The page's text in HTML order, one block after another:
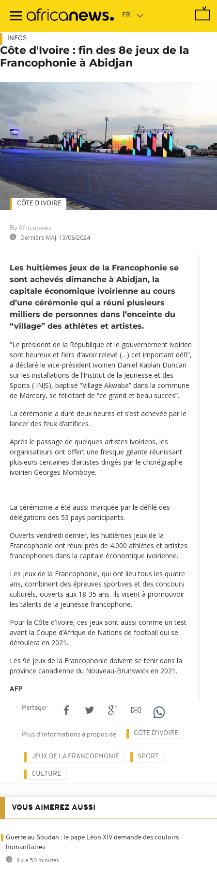
contenu
INFOS
Côte d'Ivoire : fin des 8e jeux de la
Francophonie à Abidjan
By Africanews
Dernière MAJ: 13/08/2024
CÔTE D'IVOIRE
Les huitièmes jeux de la Francophonie se
sont achevés dimanche à Abidjan, la
capitale économique ivoirienne au cours
d’une cérémonie qui a réuni plusieurs
milliers de personnes dans l’enceinte du
“village” des athlètes et artistes.
“Le président de la République et le gouvernement ivoirien
sont heureux et fiers d’avoir relevé (…) cet important défi”,
a déclaré le vice-président ivoirien Daniel Kablan Duncan
sur les installations de l’Institut de la Jeunesse et des
Sports ( INJS), baptisé “Village Akwaba” dans la commune
de Marcory, se félicitant de “ce grand et beau succès”.
La cérémonie a duré deux heures et s’est achevée par le
lancer des feux d’artifices.
Après le passage de quelques artistes ivoiriens, les
organisateurs ont offert une fresque géante réunissant
plusieurs centaines d’artistes dirigés par le chorégraphe
ivoirien Georges Momboye.
La cérémonie a été aussi marquée par le défilé des
délégations des 53 pays participants.
Ouverts vendredi dernier, les huitièmes jeux de la
Francophonie ont réuni près de 4.000 athlètes et artistes
francophones dans la capitale économique ivoirienne.
Les jeux de la Francophonie, qui ont lieu tous les quatre
ans, combinent des épreuves sportives et des concours
culturels, ouverts aux 18-35 ans. Ils visent à promouvoir
les talents de la jeunesse francophone.
Pour la Côte d’Ivoire, ces jeux sont aussi comme un test
avant la Coupe d’Afrique de Nations de football qui se
déroulera en 2021.
Les 9e jeux de la Francophonie doivent se tenir dans la
province canadienne du Nouveau-Brunswick en 2021.
AFP
Partager
Plus d'informations à propos de CÔTE D'IVOIRE
JEUX DE LA FRANCOPHONIE SPORT
CULTURE
VOUS AIMEREZ AUSSI
Guerre au Soudan : le pape Léon XIV demande des couloirs
humanitaires
Il y a 50 minutes